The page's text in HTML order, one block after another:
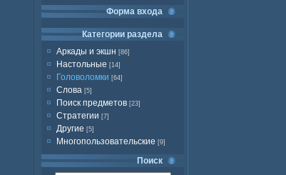
Форма входа
Категории раздела
Аркады и экшн [86]
Настольные [14]
Головоломки [64]
Слова [5]
Поиск предметов [23]
Стратегии [7]
Другие [5]
Многопользовательские [9]
Поиск